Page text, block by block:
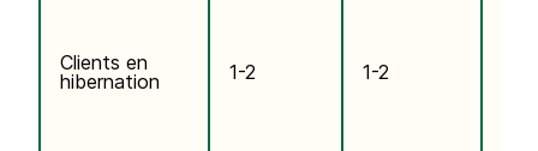
Clients en
hibernation
1-2 1-2